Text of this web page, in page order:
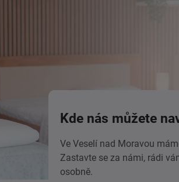
Kde nás můžete
Ve Veselí nad Moravou
Zastavte se za námi, rádi
osobně.